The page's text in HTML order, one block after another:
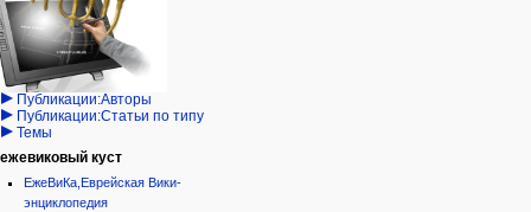
запрос
учётной
записи
Иудаизм
Народ
Проекты
Проекты/Участники/
дополнения
Публикации:Авторы
Публикации:Статьи по типу
Темы
ежевиковый куст
ЕжеВиКа,Еврейская Вики-
энциклопедия